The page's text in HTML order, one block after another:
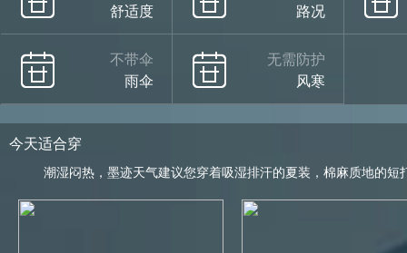
舒适度
路况
不带伞
雨伞
无需防护
风寒
今天适合穿
潮湿闷热，墨迹天气建议您穿着吸湿排汗的夏装，棉麻质地的短